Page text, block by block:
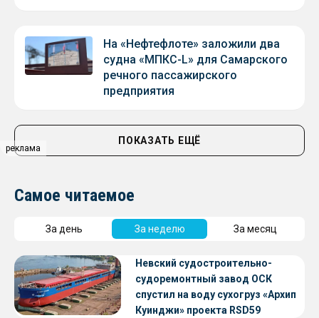
реклама
На «Нефтефлоте» заложили два
судна «МПКС-L» для Самарского
речного пассажирского
предприятия
ПОКАЗАТЬ ЕЩЁ
Самое читаемое
За день За неделю За месяц
Невский судостроительно-
судоремонтный завод ОСК
спустил на воду сухогруз «Архип
Куинджи» проекта RSD59